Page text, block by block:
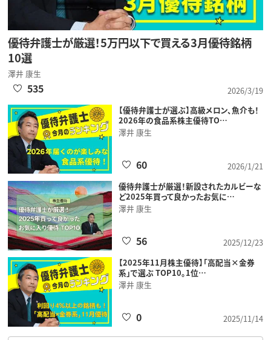
優待弁護士が厳選！5万円以下で買える3月優待銘柄
10選
澤井 康生
2026/3/19
535
【優待弁護士が選ぶ】高級メロン、魚介も！
2026年の食品系株主優待TO…
澤井 康生
2026/1/21
60
優待弁護士が厳選！新設されたカルビーな
ど2025年買って良かったお気に…
澤井 康生
2025/12/23
56
【2025年11月株主優待】「高配当×金券
系」で選ぶ TOP10。1位…
澤井 康生
2025/11/14
0